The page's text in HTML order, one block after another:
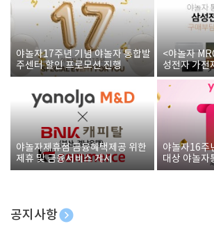
야놀자17주년 기념 야놀자 통합발
주센터 할인 프로모션 진행
<야놀자
성전자 가전
야놀자제휴점 금융혜택제공 위한
제휴 및 금융서비스 게시
야놀자16주
대상 야놀자
폰 증정
공지사항
[호텔업] 개인정보 처리방침 개정본1 (19.09.02)